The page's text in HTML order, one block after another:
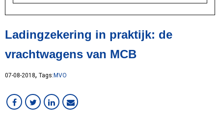
Klant in beeld
Lean
MCB Campus
MVO
Overig
Ladingzekering in praktijk: de
vrachtwagens van MCB
07-08-2018, Tags: MVO